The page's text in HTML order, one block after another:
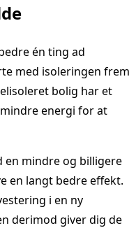
én ting ad
med isoleringen frem
bolig har et
energi for at
en mindre og billigere
en langt bedre effekt.
i en ny
derimod giver dig de